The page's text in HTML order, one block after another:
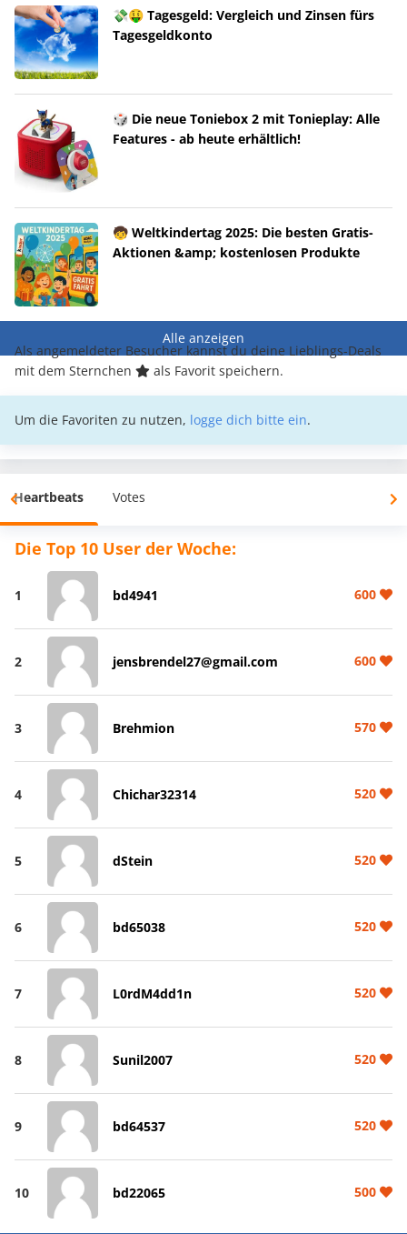
💸🤑 Tagesgeld: Vergleich und Zinsen fürs
Tagesgeldkonto
🎲 Die neue Toniebox 2 mit Tonieplay: Alle
Features - ab heute erhältlich!
🧒 Weltkindertag 2025: Die besten Gratis-
Aktionen &amp; kostenlosen Produkte
Alle anzeigen
Als angemeldeter Besucher kannst du deine Lieblings-Deals
mit dem Sternchen
als Favorit speichern.
Um die Favoriten zu nutzen, logge dich bitte ein.
Heartbeats Votes
Die Top 10 User der Woche:
1 bd4941 600
2 jensbrendel27@gmail.com 600
3 Brehmion 570
4 Chichar32314 520
5 dStein 520
6 bd65038 520
7 L0rdM4dd1n 520
8 Sunil2007 520
9 bd64537 520
10 bd22065 500